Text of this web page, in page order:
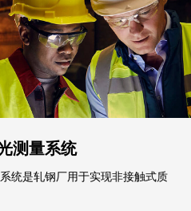
测量系统
统是轧钢厂用于实现非接触式质